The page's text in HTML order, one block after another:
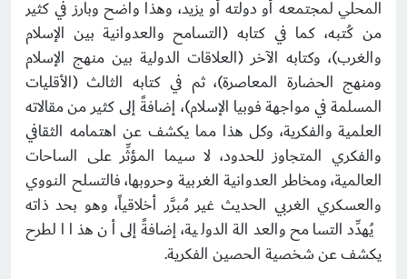
المحلي لمجتمعه أو دولته أو يزيد، وهذا واضح وبارز في كثير
من كُتبه، كما في كتابه (التسامح والعدوانية بين الإسلام
والغرب)، وكتابه الآخر (العلاقات الدولية بين منهج الإسلام
ومنهج الحضارة المعاصرة)، ثم في كتابه الثالث (الأقليات
المسلمة في مواجهة فوبيا الإسلام)، إضافةً إلى كثير من مقالاته
العلمية والفكرية، وكل هذا مما يكشف عن اهتمامه الثقافي
والفكري المتجاوز للحدود، لا سيما المؤثِّر على الساحات
العالمية، ومخاطر العدوانية الغربية وحروبها، فالتسلح النووي
والعسكري الغربي الحديث غير مُبرَّر أخلاقياً، وهو بحد ذاته
يُهدِّد التسامح والعدالة الدولية، إضافةً إلى أن هذا الطرح
يكشف عن شخصية الحصين الفكرية.